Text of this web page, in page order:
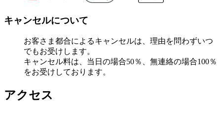
キャンセルについて
お客さま都合によるキャンセルは、理由を問わずいつ
でもお受けします。
キャンセル料は、当日の場合50％、無連絡の場合100％
をお受けしております。
アクセス